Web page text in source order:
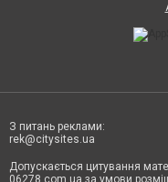
З питань реклами:
rek@citysites.ua
Допускається цитування
06278.com.ua за умови